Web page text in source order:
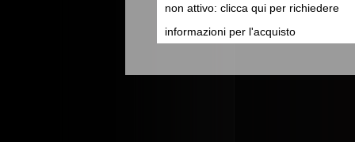
non attivo: clicca qui per richiedere
informazioni per l'acquisto